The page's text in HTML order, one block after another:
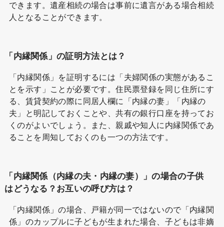
できます。遺産相続の場合は事前に遺言がある場合相続
人となることができます。
「内縁関係」の証明方法とは？
「内縁関係」を証明するには「夫婦関係の実態があるこ
とを示す」ことが必要です。住民票登録を同じ住所にす
る、賃貸契約の際に同居人欄に「内縁の妻」「内縁の
夫」と明記しておくことや、共有の銀行口座を持ってお
くのがよいでしょう。また、親戚や知人に内縁関係であ
ることを周知しておくのも一つの方法です。
「内縁関係（内縁の夫・内縁の妻）」の場合の子供
はどうなる？お互いの呼び方は？
「内縁関係」の場合、戸籍が同一ではないので「内縁関
係」のカップルに子どもが生まれた場合、子どもは非嫡